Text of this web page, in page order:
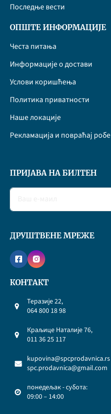
Последње вести
ОПШТЕ ИНФОРМАЦИЈЕ
Честа питања
Информације о достави
Услови коришћења
Политика приватности
Наше локације
Рекламација и повраћај робе
ПРИЈАВА НА БИЛТЕН
ДРУШТВЕНЕ МРЕЖЕ
КОНТАКТ
Теразије 22,
064 800 18 98
Краљице Наталије 76,
011 36 25 117
kupovina@spcprodavnica.rs
spc.prodavnica@gmail.com
понедељак - субота:
09:00 – 14:00